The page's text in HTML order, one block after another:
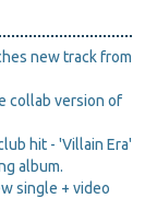
new track from
collab version of
hit - 'Villain Era'
album.
single + video